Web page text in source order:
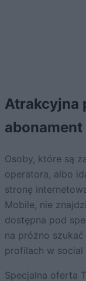
Atrakcyjna
abonament
Osoby, które są
operatora, albo
stronę
Mobile, nie
dostępna pod
na próżno
profilach w social
Specjalna oferta